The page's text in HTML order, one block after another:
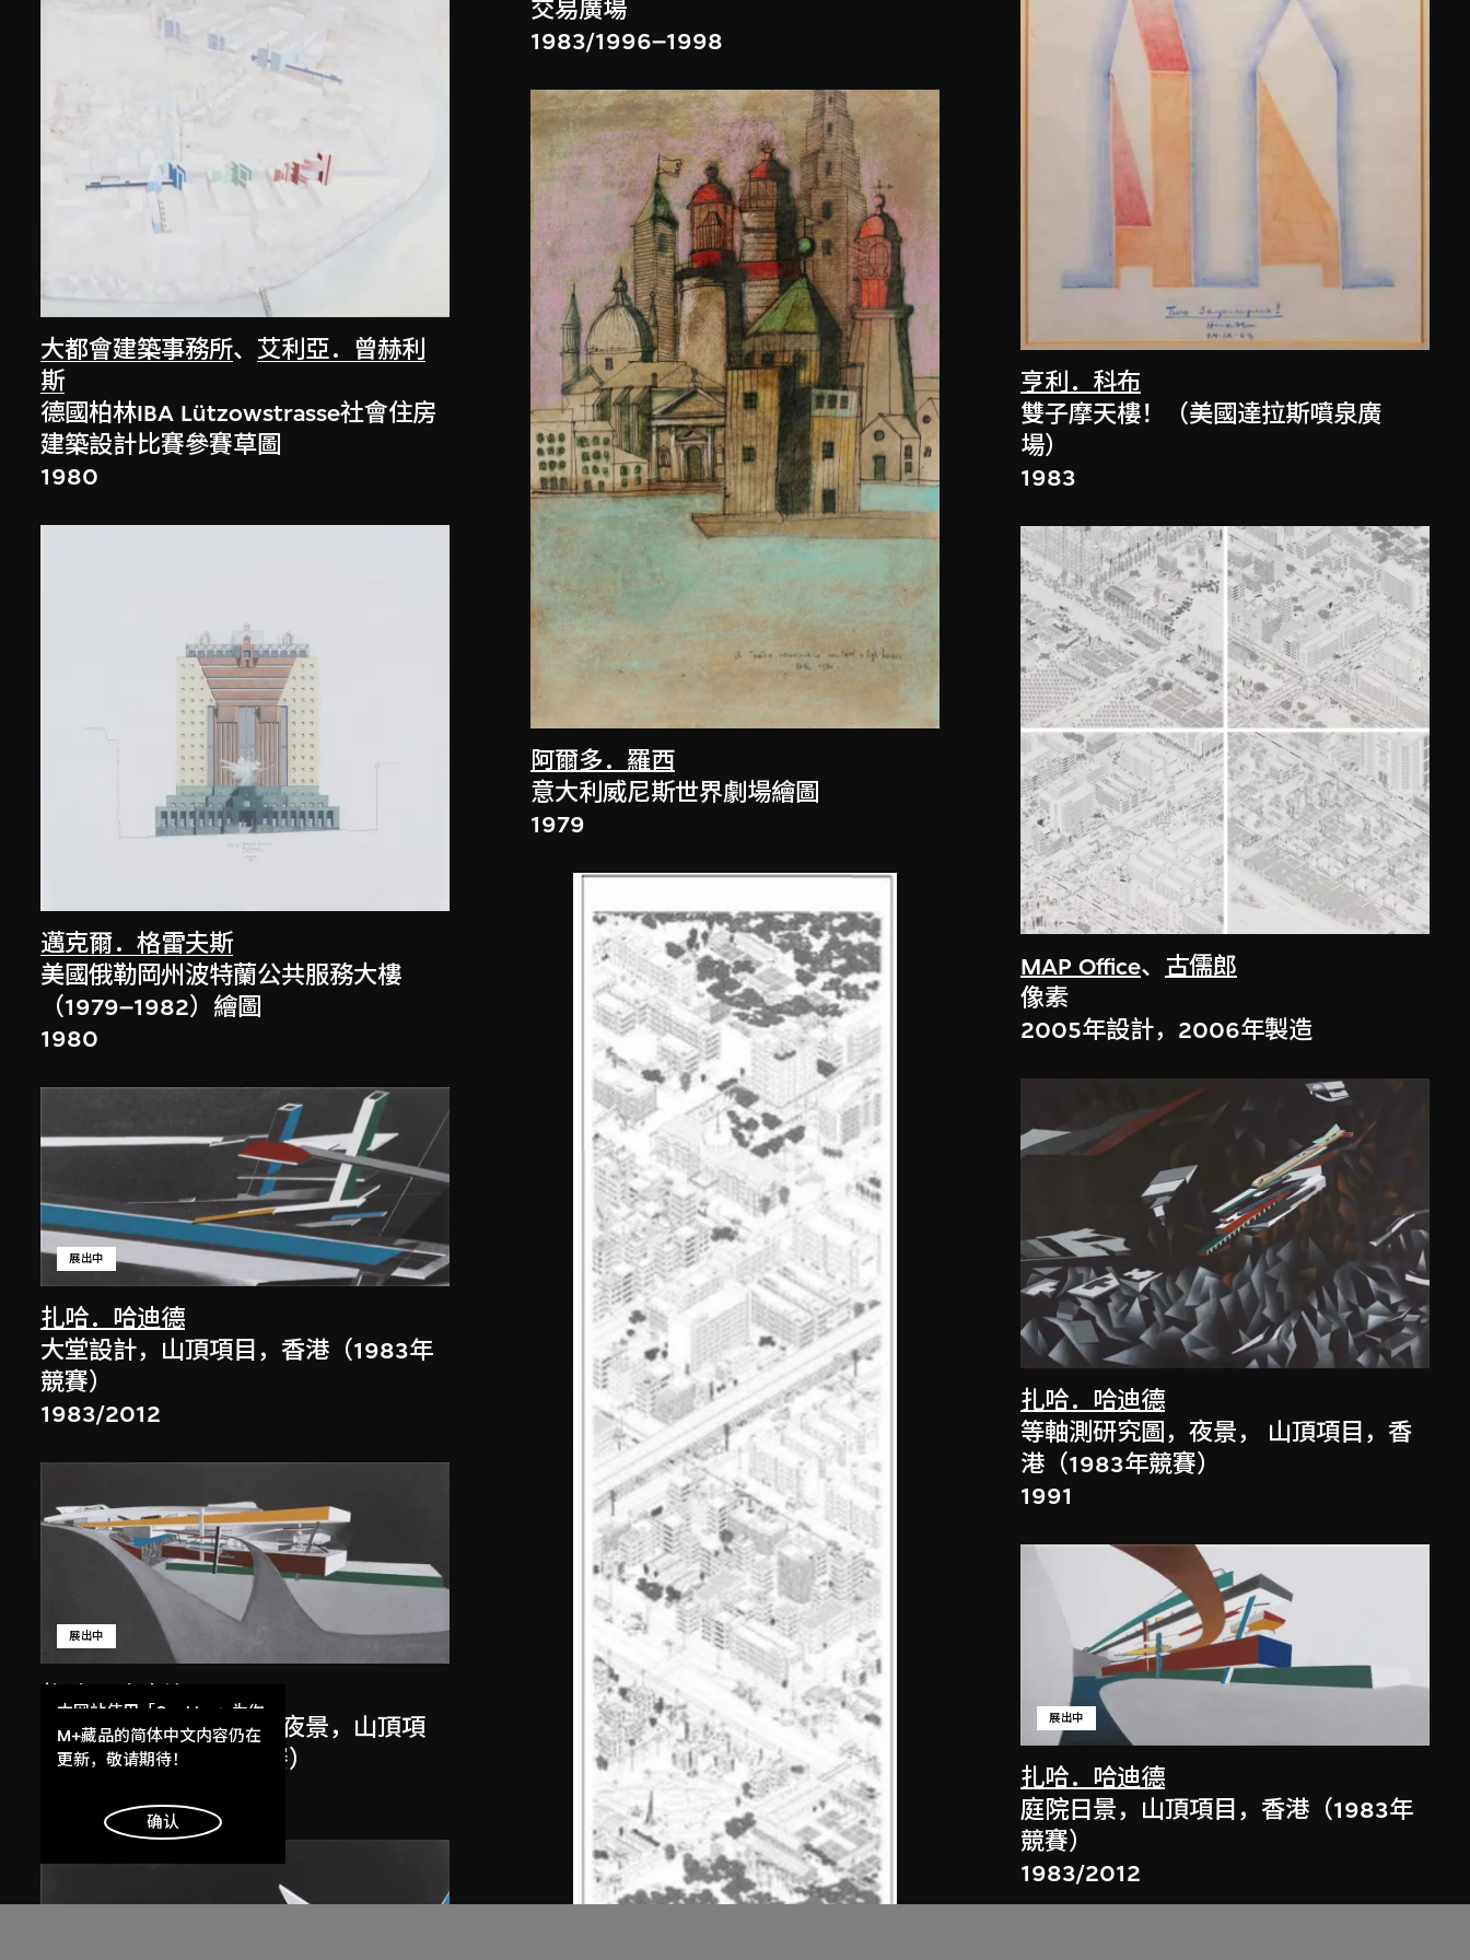
大都會建築事務所、艾利亞．曾赫利
斯
德國柏林IBA Lützowstrasse社會住房
建築設計比賽參賽草圖
1980
邁克爾．格雷夫斯
美國俄勒岡州波特蘭公共服務大樓
（1979–1982）繪圖
1980
扎哈．哈迪德
展出中
大堂設計，山頂項目，香港（1983年
競賽）
1983/2012
扎哈．哈迪德
展出中
斜坡入口／坡度入口，夜景，山頂項
目，香港（1983年競賽）
交易廣場
1983/1996–1998
阿爾多．羅西
意大利威尼斯世界劇場繪圖
1979
亨利．科布
雙子摩天樓！（美國達拉斯噴泉廣
場）
1983
MAP Office、 古儒郎
像素
2005年設計，2006年製造
扎哈．哈迪德
等軸測研究圖，夜景， 山頂項目，香
港（1983年競賽）
1991
扎哈．哈迪德
展出中
庭院日景，山頂項目，香港（1983年
競賽）
1983/2012
本网站使用「Cookies」为你
提供最好的网站体验。
了解更多
明白
M+藏品的简体中文内容仍在
更新，敬请期待！
确认